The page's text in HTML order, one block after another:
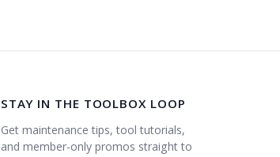
STAY IN THE TOOLBOX LOOP
Get maintenance tips, tool tutorials,
and member-only promos straight to